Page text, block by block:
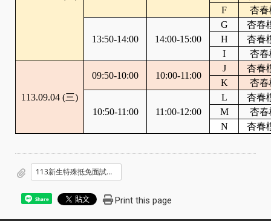
F
杏春
13:50-14:00 14:00-15:00
G
杏春
H
杏春
I
杏春
113.09.04 (三)
09:50-10:00 10:00-11:00
J
杏春
K
杏春
10:50-11:00 11:00-12:00
L
杏春
M
杏春
N
杏春
113新生特殊抵免面試學生場次.pdf
Share Print this page